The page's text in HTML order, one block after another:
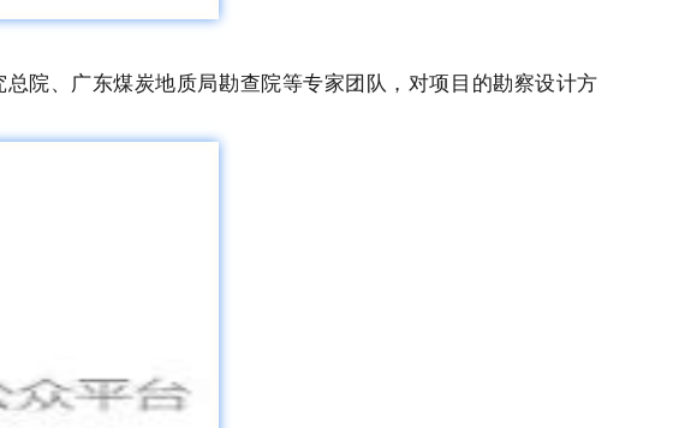
院、广东煤炭地质局勘查院等专家团队，对项目的勘察设计方